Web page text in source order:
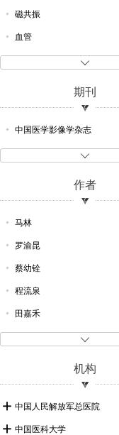
2000
1999
1998

磁共振
血管
造影
动脉
CT
X线
超声检查
MRI
超声诊断
腺肿瘤
乳腺
期刊

中国医学影像学杂志
作者

马林
罗渝昆
蔡幼铨
程流泉
田嘉禾
唐杰
陈巨坤
刘爱连
机构
中国人民解放军总医院
中国医科大学